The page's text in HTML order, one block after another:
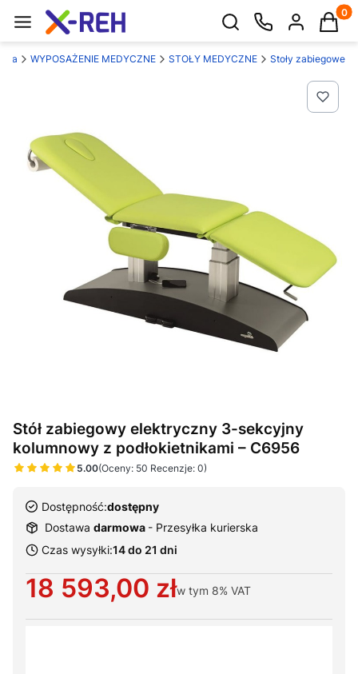
Otwórz wyszukiwarkę
WYPOSAŻENIE MEDYCZNE STOŁY MEDYCZNE Stoły zabiegowe
Stół zabiegowy elektryczny 3-sekcyjny
kolumnowy z podłokietnikami – C6956
5.00(Oceny: 50 Recenzje: 0)
Dostępność:dostępny
Dostawa darmowa - Przesyłka kurierska
Czas wysyłki:14 do 21 dni
Cena
18 593,00 złw tym 8% VAT